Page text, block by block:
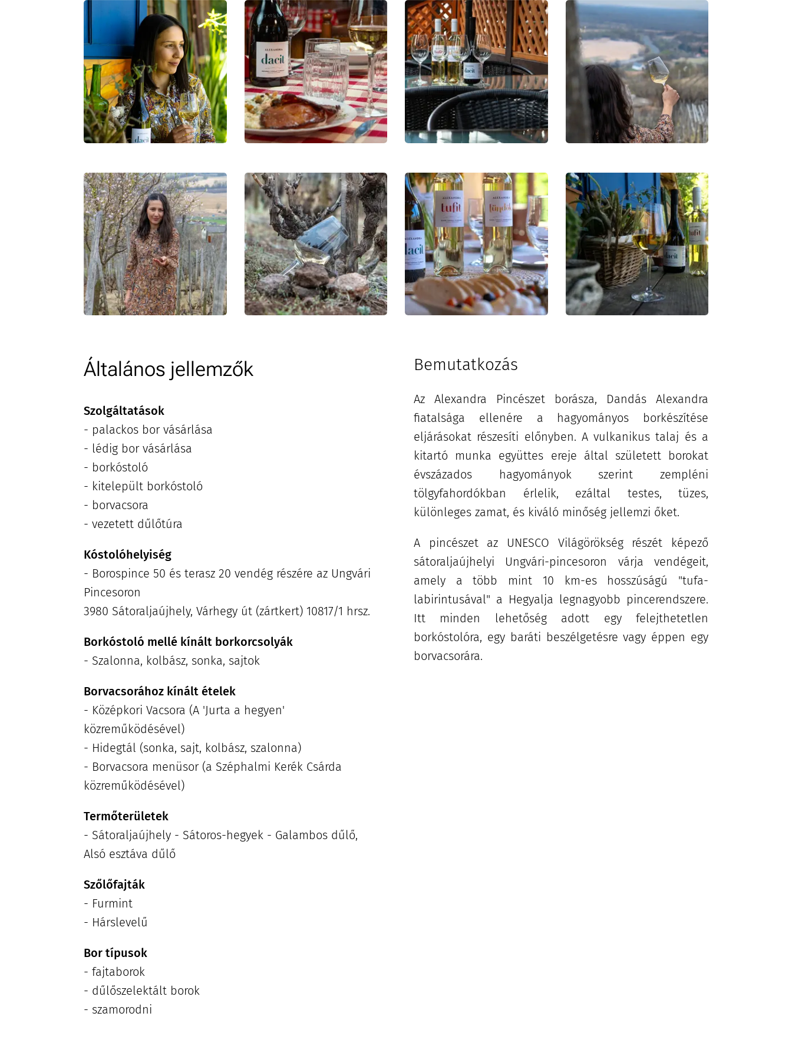
Általános jellemzők
Szolgáltatások
- palackos bor vásárlása
- lédig bor vásárlása
- borkóstoló
- kitelepült borkóstoló
- borvacsora
- vezetett dűlőtúra
Kóstolóhelyiség
- Borospince 50 és terasz 20 vendég részére az Ungvári
Pincesoron
3980 Sátoraljaújhely, Várhegy út (zártkert) 10817/1 hrsz.
Borkóstoló mellé kínált borkorcsolyák
- Szalonna, kolbász, sonka, sajtok
Borvacsorához kínált ételek
- Középkori Vacsora (A 'Jurta a hegyen'
közreműködésével)
- Hidegtál (sonka, sajt, kolbász, szalonna)
- Borvacsora menüsor (a Széphalmi Kerék Csárda
közreműködésével)
Termőterületek
- Sátoraljaújhely - Sátoros-hegyek - Galambos dűlő,
Alsó esztáva dűlő
Szőlőfajták
- Furmint
- Hárslevelű
Bor típusok
- fajtaborok
- dűlőszelektált borok
- szamorodni
Bemutatkozás
Az Alexandra Pincészet borásza, Dandás Alexandra
fiatalsága ellenére a hagyományos borkészítése
eljárásokat részesíti előnyben. A vulkanikus talaj és a
kitartó munka együttes ereje által született borokat
évszázados hagyományok szerint zempléni
tölgyfahordókban érlelik, ezáltal testes, tüzes,
különleges zamat, és kiváló minőség jellemzi őket.
A pincészet az UNESCO Világörökség részét képező
sátoraljaújhelyi Ungvári-pincesoron várja vendégeit,
amely a több mint 10 km-es hosszúságú "tufa-
labirintusával" a Hegyalja legnagyobb pincerendszere.
Itt minden lehetőség adott egy felejthetetlen
borkóstolóra, egy baráti beszélgetésre vagy éppen egy
borvacsorára.